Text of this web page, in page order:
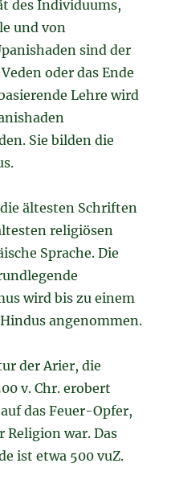
des Individuums,
und von
sind der
oder das Ende
Lehre wird
Sie bilden die
ältesten Schriften
religiösen
Sprache. Die
wird bis zu einem
angenommen.
der Arier, die
v. Chr. erobert
das Feuer-Opfer,
war. Das
ist etwa 500 vuZ.